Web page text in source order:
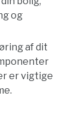
og
af dit
er vigtige